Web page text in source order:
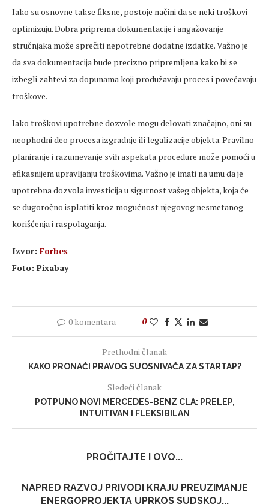
Iako su osnovne takse fiksne, postoje načini da se neki troškovi
optimizuju. Dobra priprema dokumentacije i angažovanje
stručnjaka može sprečiti nepotrebne dodatne izdatke. Važno je
da sva dokumentacija bude precizno pripremljena kako bi se
izbegli zahtevi za dopunama koji produžavaju proces i povećavaju
troškove.
Iako troškovi upotrebne dozvole mogu delovati značajno, oni su
neophodni deo procesa izgradnje ili legalizacije objekta. Pravilno
planiranje i razumevanje svih aspekata procedure može pomoći u
efikasnijem upravljanju troškovima. Važno je imati na umu da je
upotrebna dozvola investicija u sigurnost vašeg objekta, koja će
se dugoročno isplatiti kroz mogućnost njegovog nesmetanog
korišćenja i raspolaganja.
Izvor: Forbes
Foto: Pixabay
0 komentara 0
Prethodni članak
KAKO PRONAĆI PRAVOG SUOSNIVAČA ZA STARTAP?
Sledeći članak
POTPUNO NOVI MERCEDES-BENZ CLA: PRELEP,
INTUITIVAN I FLEKSIBILAN
PROČITAJTE I OVO...
NAPRED RAZVOJ PRIVODI KRAJU PREUZIMANJE
ENERGOPROJEKTA UPRKOS SUDSKOJ...